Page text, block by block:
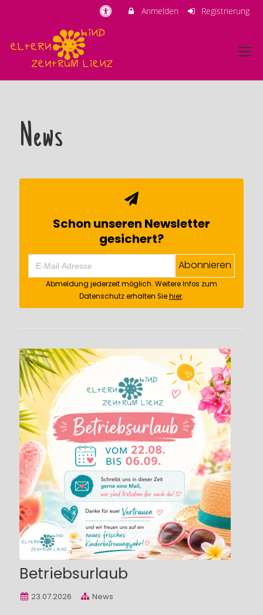
Anmelden Registrierung
News
Schon unseren Newsletter
gesichert?
Abonnieren
Abmeldung jederzeit möglich. Weitere Infos zum
Datenschutz erhalten Siehier.
Betriebsurlaub
23.07.2026 News